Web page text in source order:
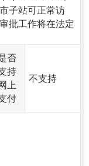
子站可正常访
批工作将在法定
否
持
上
付
不支持